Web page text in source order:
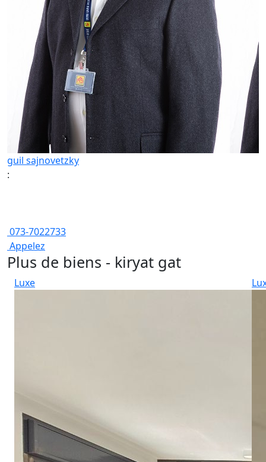
guil sajnovetzky
:
073-7022733
Appelez
Plus de biens - kiryat gat
Luxe